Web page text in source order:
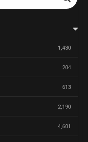
1,430
204
613
2,190
4,601